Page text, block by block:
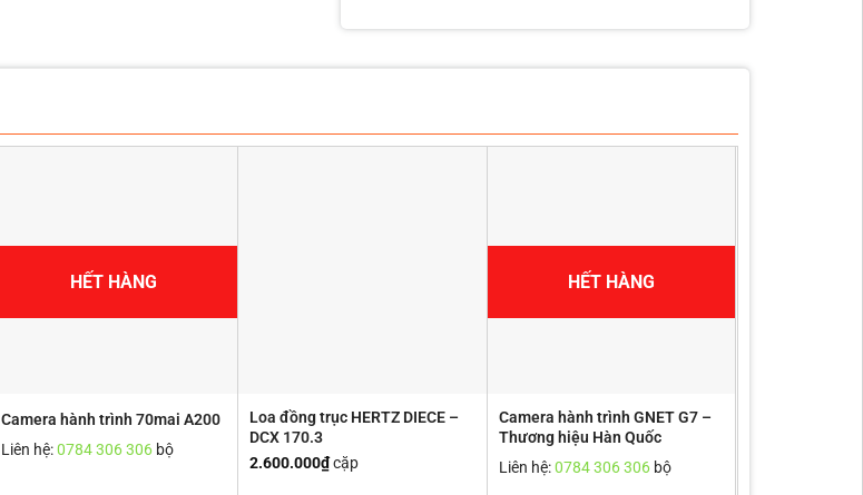
HẾT HÀNG
Camera hành trình 70mai A200
Liên hệ:0784 306 306bộ
Loa đồng trục HERTZ DIECE –
DCX 170.3
2.600.000₫cặp
HẾT HÀNG
Camera hành trình GNET G7 –
Thương hiệu Hàn Quốc
Liên hệ:0784 306 306bộ